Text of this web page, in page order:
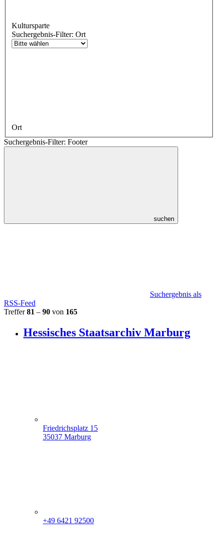
Kultursparte
Suchergebnis-Filter: Ort
Ort
Suchergebnis-Filter: Footer
suchen
Suchergebnis als
RSS-Feed
Treffer81 – 90 von 165
Hessisches Staatsarchiv Marburg
Friedrichsplatz 15
35037 Marburg
+49 6421 92500